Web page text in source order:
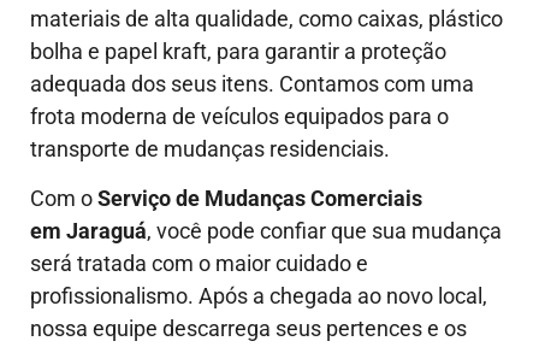
materiais de alta qualidade, como caixas, plástico
bolha e papel kraft, para garantir a proteção
adequada dos seus itens. Contamos com uma
frota moderna de veículos equipados para o
transporte de mudanças residenciais.
Com oServiço de Mudanças Comerciais
em Jaraguá, você pode confiar que sua mudança
será tratada com o maior cuidado e
profissionalismo. Após a chegada ao novo local,
nossa equipe descarrega seus pertences e os